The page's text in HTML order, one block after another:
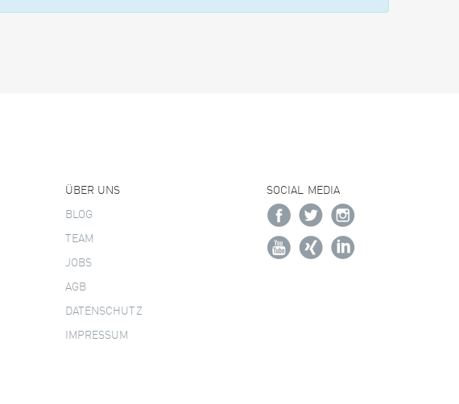
ÜBER UNS
BLOG
TEAM
JOBS
AGB
DATENSCHUTZ
IMPRESSUM
SOCIAL MEDIA